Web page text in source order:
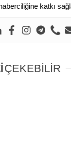
katkı
ÇEKEBİLİR